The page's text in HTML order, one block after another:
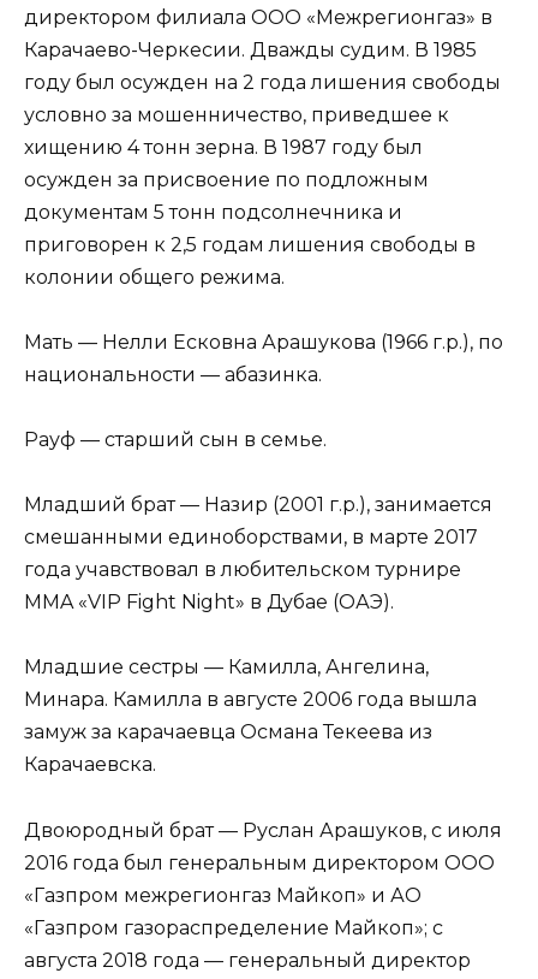
директором филиала ООО «Межрегионгаз» в
Карачаево-Черкесии. Дважды судим. В 1985
году был осужден на 2 года лишения свободы
условно за мошенничество, приведшее к
хищению 4 тонн зерна. В 1987 году был
осужден за присвоение по подложным
документам 5 тонн подсолнечника и
приговорен к 2,5 годам лишения свободы в
колонии общего режима.
Мать — Нелли Есковна Арашукова (1966 г.р.), по
национальности — абазинка.
Рауф — старший сын в семье.
Младший брат — Назир (2001 г.р.), занимается
смешанными единоборствами, в марте 2017
года учавствовал в любительском турнире
MMA «VIP Fight Night» в Дубае (ОАЭ).
Младшие сестры — Камилла, Ангелина,
Минара. Камилла в августе 2006 года вышла
замуж за карачаевца Османа Текеева из
Карачаевска.
Двоюродный брат — Руслан Арашуков, с июля
2016 года был генеральным директором ООО
«Газпром межрегионгаз Майкоп» и АО
«Газпром газораспределение Майкоп»; с
августа 2018 года — генеральный директор